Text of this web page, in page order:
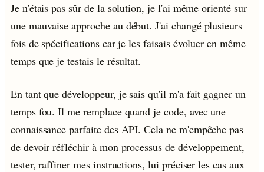
Je n'étais pas sûr de la solution, je l'ai même orienté sur
une mauvaise approche au début. J'ai changé plusieurs
fois de spécifications car je les faisais évoluer en même
temps que je testais le résultat.
En tant que développeur, je sais qu'il m'a fait gagner un
temps fou. Il me remplace quand je code, avec une
connaissance parfaite des API. Cela ne m'empêche pas
de devoir réfléchir à mon processus de développement,
tester, raffiner mes instructions, lui préciser les cas aux